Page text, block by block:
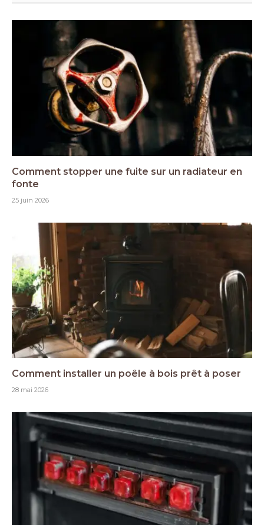
Comment stopper une fuite sur un radiateur en
fonte
25 juin 2026
Comment installer un poêle à bois prêt à poser
28 mai 2026